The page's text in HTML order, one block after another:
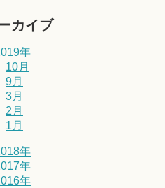
カイブ
年
10月
9月
3月
2月
1月
年
年
年